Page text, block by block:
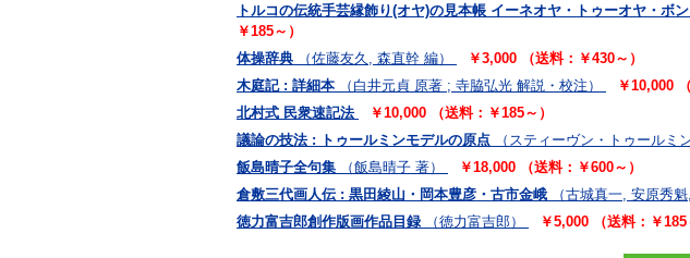
トルコの伝統手芸縁飾り(オヤ)の見本帳 イーネオヤ・トゥーオヤ・ボ
￥185～）
体操辞典
（佐藤友久, 森直幹 編）
￥3,000 （送料：￥430～）
木庭記 : 詳細本
（白井元貞 原著 ; 寺脇弘光 解説・校注）
￥10,000
北村式 民衆速記法
￥10,000 （送料：￥185～）
議論の技法 : トゥールミンモデルの原点
（スティーヴン・トゥールミ
飯島晴子全句集
（飯島晴子 著）
￥18,000 （送料：￥600～）
倉敷三代画人伝 : 黒田綾山・岡本豊彦・古市金峨
（古城真一, 安原秀
徳力富吉郎創作版画作品目録
（徳力富吉郎） ￥5,000 （送料：￥185